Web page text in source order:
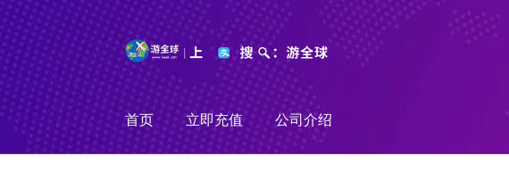
Skip
to
navigation
Skip
to
content
首页
立即充值 公司介绍